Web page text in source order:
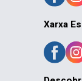
Xarxa